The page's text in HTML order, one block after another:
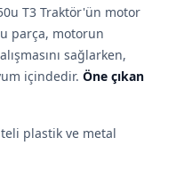
T3 Traktör'ün motor
parça, motorun
sağlarken,
içindedir. Öne çıkan
plastik ve metal